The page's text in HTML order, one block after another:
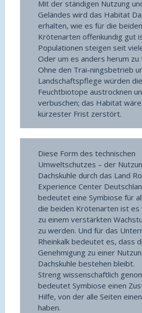
Mit der ständigen Nutzung
Geländes wird das Habitat
erhalten, wie es für die beiden
Krötenarten offenkundig gut
Populationen steigen seit
Oder um es anders herum zu
Ohne den Trai-ningsbetrieb
Landschaftspflege würden die
Feuchtbiotope austrocknen
verbuschen; das Habitat
kürzester Frist zerstört.
Diese Form des technischen
Umweltschutzes – der
Dachskuhle durch das Land
Experience Center
bedeutet eine Symbiose für
die beiden Krötenarten ist es
zu einem verstärkten
zu werden. Und für das
Rheinkalk bedeutet es, dass
Genehmigung zu einer
Dachskuhle bestehen bleibt.
Streng wissenschaftlich
bedeutet Symbiose einen
Hilfe, von der alle Seiten
haben.